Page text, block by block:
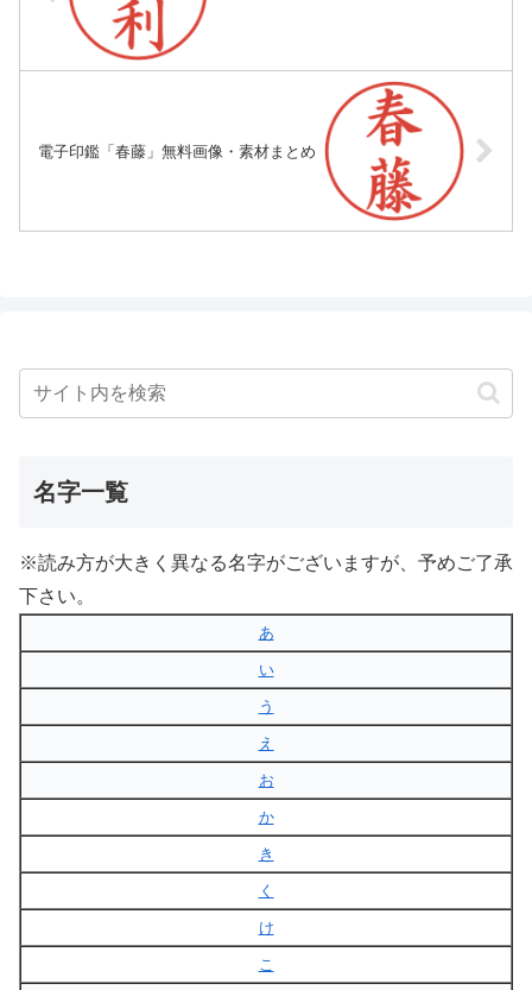
電子印鑑「春藤」無料画像・素材まとめ
名字一覧
※読み方が大きく異なる名字がございますが、予めご了承
下さい。
あ
い
う
え
お
か
き
く
け
こ